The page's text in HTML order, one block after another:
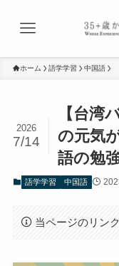
ホーム 語学学習 中国語
【台湾
の元気
語の勉
2026
7/14
語学学習 中国語
当ページのリン